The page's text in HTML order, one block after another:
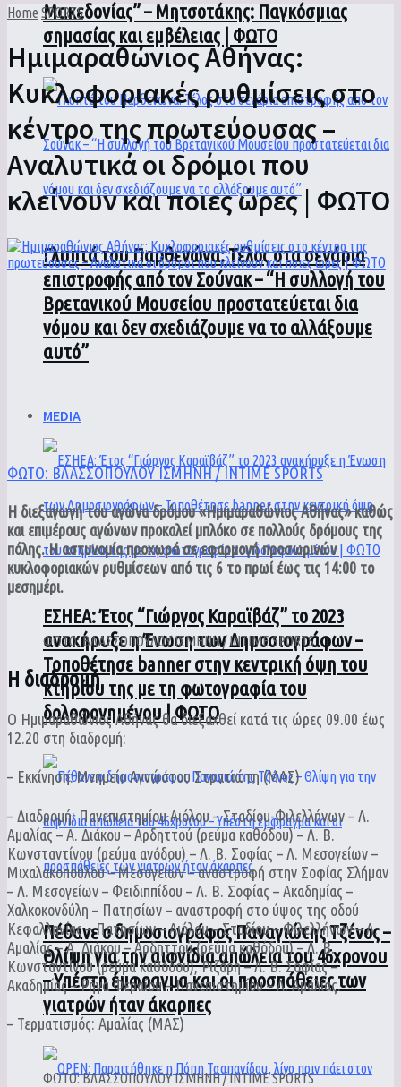
Μακεδονίας” – Μητσοτάκης: Παγκόσμιας
σημασίας και εμβέλειας | ΦΩΤΟ
Γλυπτά του Παρθενώνα: Τέλος στα σενάρια
επιστροφής από τον Σούνακ – “Η συλλογή του
Βρετανικού Μουσείου προστατεύεται δια
νόμου και δεν σχεδιάζουμε να το αλλάξουμε
αυτό”
MEDIA
ΕΣΗΕΑ: Έτος “Γιώργος Καραϊβάζ” το 2023
ανακήρυξε η Ένωση των Δημοσιογράφων –
Τοποθέτησε banner στην κεντρική όψη του
κτηρίου της με τη φωτογραφία του
δολοφονημένου | ΦΩΤΟ
Πέθανε ο δημοσιογράφος Παναγιώτης Τζένος –
Θλίψη για την αιφνίδια απώλεια του 46χρονου
– Υπέστη έμφραγμα και οι προσπάθειες των
γιατρών ήταν άκαρπες
Home SPORTS
Ημιμαραθώνιος Αθήνας:
Κυκλοφοριακές ρυθμίσεις στο
κέντρο της πρωτεύουσας –
Αναλυτικά οι δρόμοι που
κλείνουν και ποιες ώρες | ΦΩΤΟ
ΦΩΤΟ: ΒΛΑΣΣΟΠΟΥΛΟΥ ΙΣΜΗΝΗ / INTIME SPORTS
Η διεξαγωγή του αγώνα δρόμου «Ημιμαραθώνιος Αθήνας» καθώς
και επιμέρους αγώνων προκαλεί μπλόκο σε πολλούς δρόμους της
πόλης. Η αστυνομία προχωρά σε εφαρμογή προσωρινών
κυκλοφοριακών ρυθμίσεων από τις 6 το πρωί έως τις 14:00 το
μεσημέρι.
ΦΩΤΟ: ΒΛΑΣΣΟΠΟΥΛΟΥ ΙΣΜΗΝΗ / INTIME SPORTS
Η διαδρομή
Ο Ημιμαραθώνιος Αθήνας θα διεξαχθεί κατά τις ώρες 09.00 έως
12.20 στη διαδρομή:
– Εκκίνηση: Μνημείο Αγνώστου Στρατιώτη (ΜΑΣ)
– Διαδρομή: Πανεπιστημίου Αιόλου – Σταδίου-Φιλελλήνων – Λ.
Αμαλίας – Α. Διάκου – Αρδηττού (ρεύμα καθόδου) – Λ. Β.
Κωνσταντίνου (ρεύμα ανόδου) – Λ. Β. Σοφίας – Λ. Μεσογείων –
Μιχαλακοπούλου – Μεσογείων – αναστροφή στην Σοφίας Σλήμαν
– Λ. Μεσογείων – Φειδιππίδου – Λ. Β. Σοφίας – Ακαδημίας –
Χαλκοκονδύλη – Πατησίων – αναστροφή στο ύψος της οδού
Κεφαλληνίας – Πατησίων – Αιόλου – Σταδίου – Φιλελλήνων – Λ.
Αμαλίας – Α. Διάκου – Αρδηττού (ρεύμα καθόδου) – Λ. Β.
Κωνσταντίνου (ρεύμα καθόδου), Ριζάρη – Λ. Β. Σοφίας –
Ακαδημίας – Ρήγα Φεραίου – Πανεπιστημίου – Λ. Αμαλίας.
– Τερματισμός: Αμαλίας (ΜΑΣ)
ΦΩΤΟ: ΒΛΑΣΣΟΠΟΥΛΟΥ ΙΣΜΗΝΗ / INTIME SPORTS